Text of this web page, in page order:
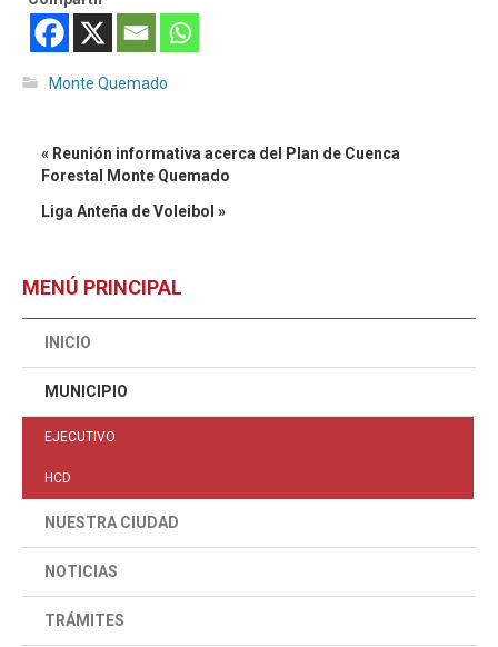
Monte Quemado
« Reunión informativa acerca del Plan de Cuenca
Forestal Monte Quemado
Liga Anteña de Voleibol »
MENÚ PRINCIPAL
INICIO
MUNICIPIO
EJECUTIVO
HCD
NUESTRA CIUDAD
NOTICIAS
TRÁMITES